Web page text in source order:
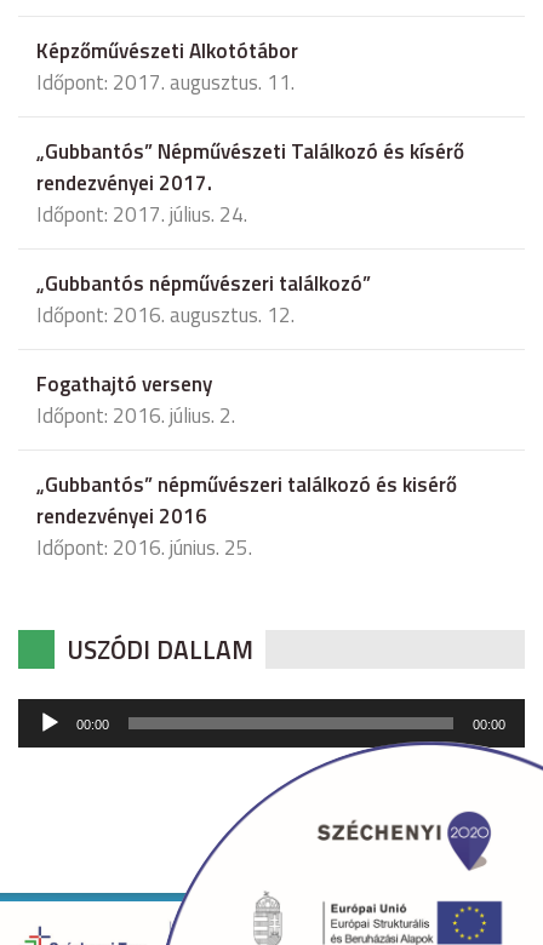
Képzőművészeti Alkotótábor
Időpont: 2017. augusztus. 11.
„Gubbantós” Népművészeti Találkozó és kísérő
rendezvényei 2017.
Időpont: 2017. július. 24.
„Gubbantós népművészeri találkozó”
Időpont: 2016. augusztus. 12.
Fogathajtó verseny
Időpont: 2016. július. 2.
„Gubbantós” népművészeri találkozó és kisérő
rendezvényei 2016
Időpont: 2016. június. 25.
USZÓDI DALLAM
Audió
lejátszó
00:00 00:00
Copyright © 2026 uszod.hu Minden jog fenntartva. •